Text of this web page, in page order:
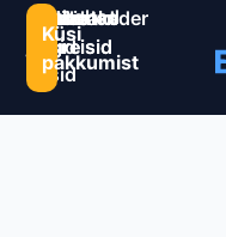
Sihtkohad
reisid
Estlive
ringreisid
Goa
reisid
Premio
ringreisid
Reisikalender
Järelmaks
Kontaktid
Küsi
pakkumist